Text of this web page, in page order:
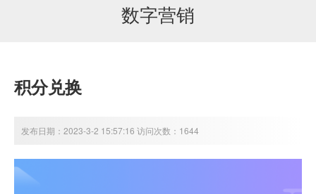
数字营销
积分兑换
发布日期：2023-3-2 15:57:16 访问次数：1644